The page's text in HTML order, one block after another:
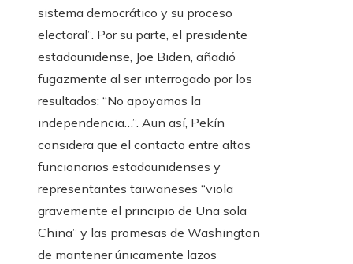
sistema democrático y su proceso
electoral”. Por su parte, el presidente
estadounidense, Joe Biden, añadió
fugazmente al ser interrogado por los
resultados: “No apoyamos la
independencia…”. Aun así, Pekín
considera que el contacto entre altos
funcionarios estadounidenses y
representantes taiwaneses “viola
gravemente el principio de Una sola
China” y las promesas de Washington
de mantener únicamente lazos